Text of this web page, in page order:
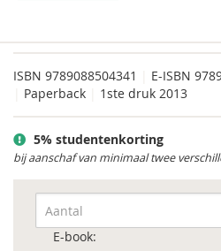
ISBN 9789088504341 E-ISBN
Paperback 1ste druk 2013
5% studentenkorting
bij aanschaf van minimaal twee
E-book: